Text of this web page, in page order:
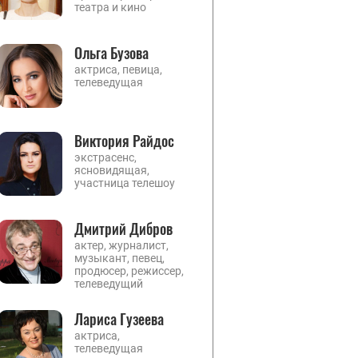
театра и кино
Ольга Бузова
актриса, певица,
телеведущая
Виктория Райдос
экстрасенс,
ясновидящая,
участница телешоу
Дмитрий Дибров
актер, журналист,
музыкант, певец,
продюсер, режиссер,
телеведущий
Лариса Гузеева
актриса,
телеведущая